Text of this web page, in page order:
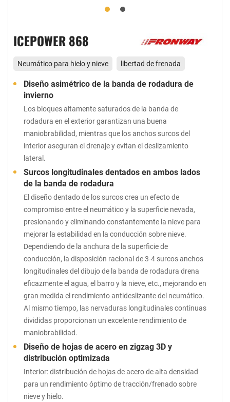
ICEPOWER 868
Neumático para hielo y nieve libertad de frenada
Diseño asimétrico de la banda de rodadura de
invierno
Los bloques altamente saturados de la banda de
rodadura en el exterior garantizan una buena
maniobrabilidad, mientras que los anchos surcos del
interior aseguran el drenaje y evitan el deslizamiento
lateral.
Surcos longitudinales dentados en ambos lados
de la banda de rodadura
El diseño dentado de los surcos crea un efecto de
compromiso entre el neumático y la superficie nevada,
presionando y eliminando constantemente la nieve para
mejorar la estabilidad en la conducción sobre nieve.
Dependiendo de la anchura de la superficie de
conducción, la disposición racional de 3-4 surcos anchos
longitudinales del dibujo de la banda de rodadura drena
eficazmente el agua, el barro y la nieve, etc., mejorando en
gran medida el rendimiento antideslizante del neumático.
Al mismo tiempo, las nervaduras longitudinales continuas
divididas proporcionan un excelente rendimiento de
maniobrabilidad.
Diseño de hojas de acero en zigzag 3D y
distribución optimizada
Interior: distribución de hojas de acero de alta densidad
para un rendimiento óptimo de tracción/frenado sobre
nieve y hielo.